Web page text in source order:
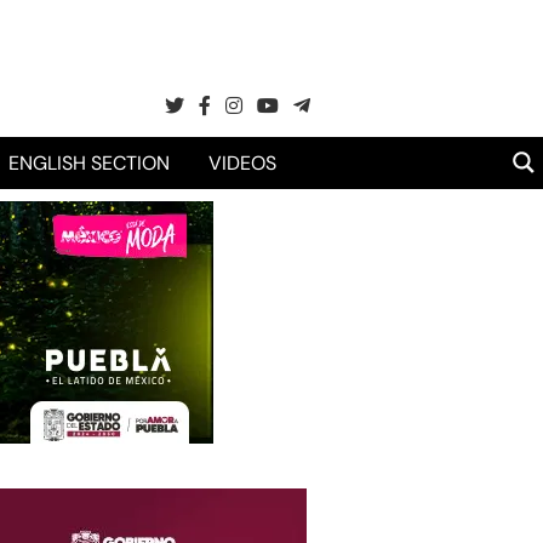
ENGLISH SECTION VIDEOS